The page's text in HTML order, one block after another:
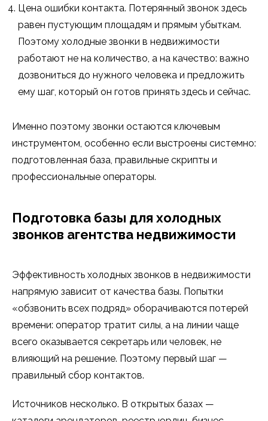
Цена ошибки контакта. Потерянный звонок здесь
равен пустующим площадям и прямым убыткам.
Поэтому холодные звонки в недвижимости
работают не на количество, а на качество: важно
дозвониться до нужного человека и предложить
ему шаг, который он готов принять здесь и сейчас.
Именно поэтому звонки остаются ключевым
инструментом, особенно если выстроены системно:
подготовленная база, правильные скрипты и
профессиональные операторы.
Подготовка базы для холодных
звонков агентства недвижимости
Эффективность холодных звонков в недвижимости
напрямую зависит от качества базы. Попытки
«обзвонить всех подряд» оборачиваются потерей
времени: оператор тратит силы, а на линии чаще
всего оказывается секретарь или человек, не
влияющий на решение. Поэтому первый шаг —
правильный сбор контактов.
Источников несколько. В открытых базах —